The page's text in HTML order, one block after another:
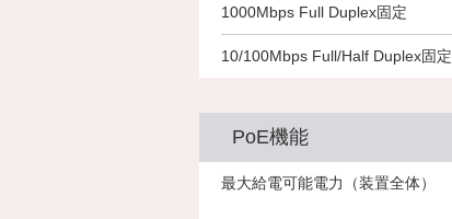
1000Mbps Full Duplex固定
10/100Mbps Full/Half Duplex固定
○
○ ○
PoE機能
最大給電可能電力（装置全体）
－ －